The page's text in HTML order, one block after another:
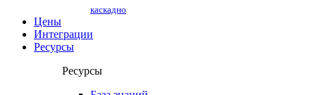
каскадно
Цены
Интеграции
Ресурсы
Ресурсы